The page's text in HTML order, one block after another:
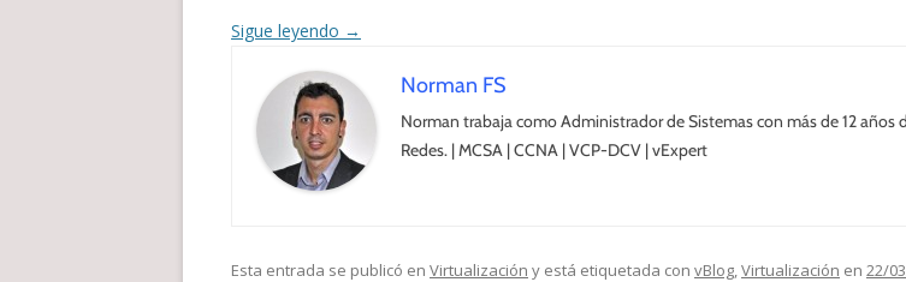
Sigue leyendo →
Norman FS
Norman trabaja como Administrador de Sistemas con más de 12
Redes. | MCSA | CCNA | VCP-DCV | vExpert
Esta entrada se publicó en Virtualización y está etiquetada con vBlog,Virtualización en 22/